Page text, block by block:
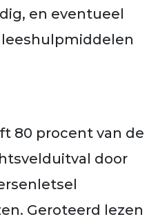
en eventueel
80 procent van de
door
Geroteerd lezen